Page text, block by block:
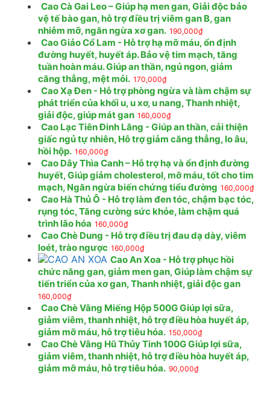
Cao Cà Gai Leo – Giúp hạ men gan, Giải độc bảo
vệ tế bào gan, hỗ trợ điều trị viêm gan B, gan
nhiễm mỡ, ngăn ngừa xơ gan. 190,000₫
Cao Giảo Cổ Lam - Hỗ trợ hạ mỡ máu, ổn định
đường huyết, huyết áp. Bảo vệ tim mạch, tăng
tuần hoàn máu. Giúp an thần, ngủ ngon, giảm
căng thẳng, mệt mỏi. 170,000₫
Cao Xạ Đen - Hỗ trợ phòng ngừa và làm chậm sự
phát triển của khối u, u xơ, u nang, Thanh nhiệt,
giải độc, giúp mát gan 160,000₫
Cao Lạc Tiên Đinh Lăng - Giúp an thần, cải thiện
giấc ngủ tự nhiên, Hỗ trợ giảm căng thẳng, lo âu,
hồi hộp. 160,000₫
Cao Dây Thìa Canh – Hỗ trợ hạ và ổn định đường
huyết, Giúp giảm cholesterol, mỡ máu, tốt cho tim
mạch, Ngăn ngừa biến chứng tiểu đường 160,000₫
Cao Hà Thủ Ô - Hỗ trợ làm đen tóc, chậm bạc tóc,
rụng tóc, Tăng cường sức khỏe, làm chậm quá
trình lão hóa 160,000₫
Cao Chè Dung - Hỗ trợ điều trị đau dạ dày, viêm
loét, trào ngược 160,000₫
Cao An Xoa - Hỗ trợ phục hồi
chức năng gan, giảm men gan, Giúp làm chậm sự
tiến triển của xơ gan, Thanh nhiệt, giải độc gan
160,000₫
Cao Chè Vằng Miếng Hộp 500G Giúp lợi sữa,
giảm viêm, thanh nhiệt, hỗ trợ điều hòa huyết áp,
giảm mỡ máu, hỗ trợ tiêu hóa. 150,000₫
Cao Chè Vằng Hũ Thủy Tinh 100G Giúp lợi sữa,
giảm viêm, thanh nhiệt, hỗ trợ điều hòa huyết áp,
giảm mỡ máu, hỗ trợ tiêu hóa. 90,000₫